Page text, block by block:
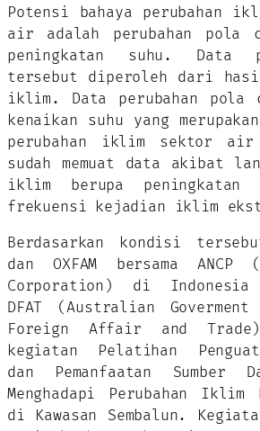
Potensi bahaya perubahan
air adalah perubahan pola
peningkatan suhu. Data
tersebut diperoleh dari
iklim. Data perubahan pola
kenaikan suhu yang
perubahan iklim sektor
sudah memuat data akibat
iklim berupa peningkatan
frekuensi kejadian iklim
Berdasarkan kondisi tersebut
dan OXFAM bersama ANCP
Corporation) di Indonesia
DFAT (Australian
Foreign Affair and
kegiatan Pelatihan
dan Pemanfaatan Sumber
Menghadapi Perubahan Iklim
di Kawasan Sembalun.